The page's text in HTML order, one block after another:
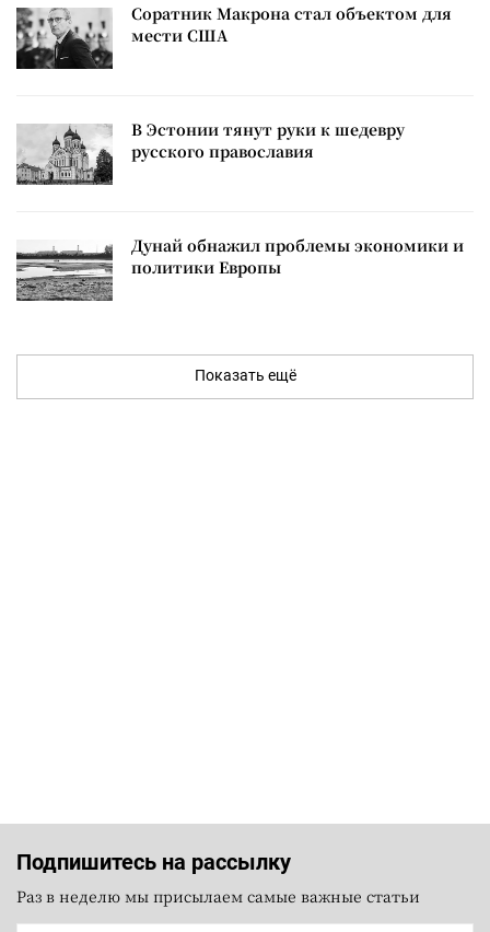
Соратник Макрона стал объектом для
мести США
В Эстонии тянут руки к шедевру
русского православия
Дунай обнажил проблемы экономики и
политики Европы
Показать ещё
Подпишитесь на рассылку
Раз в неделю мы присылаем самые важные статьи